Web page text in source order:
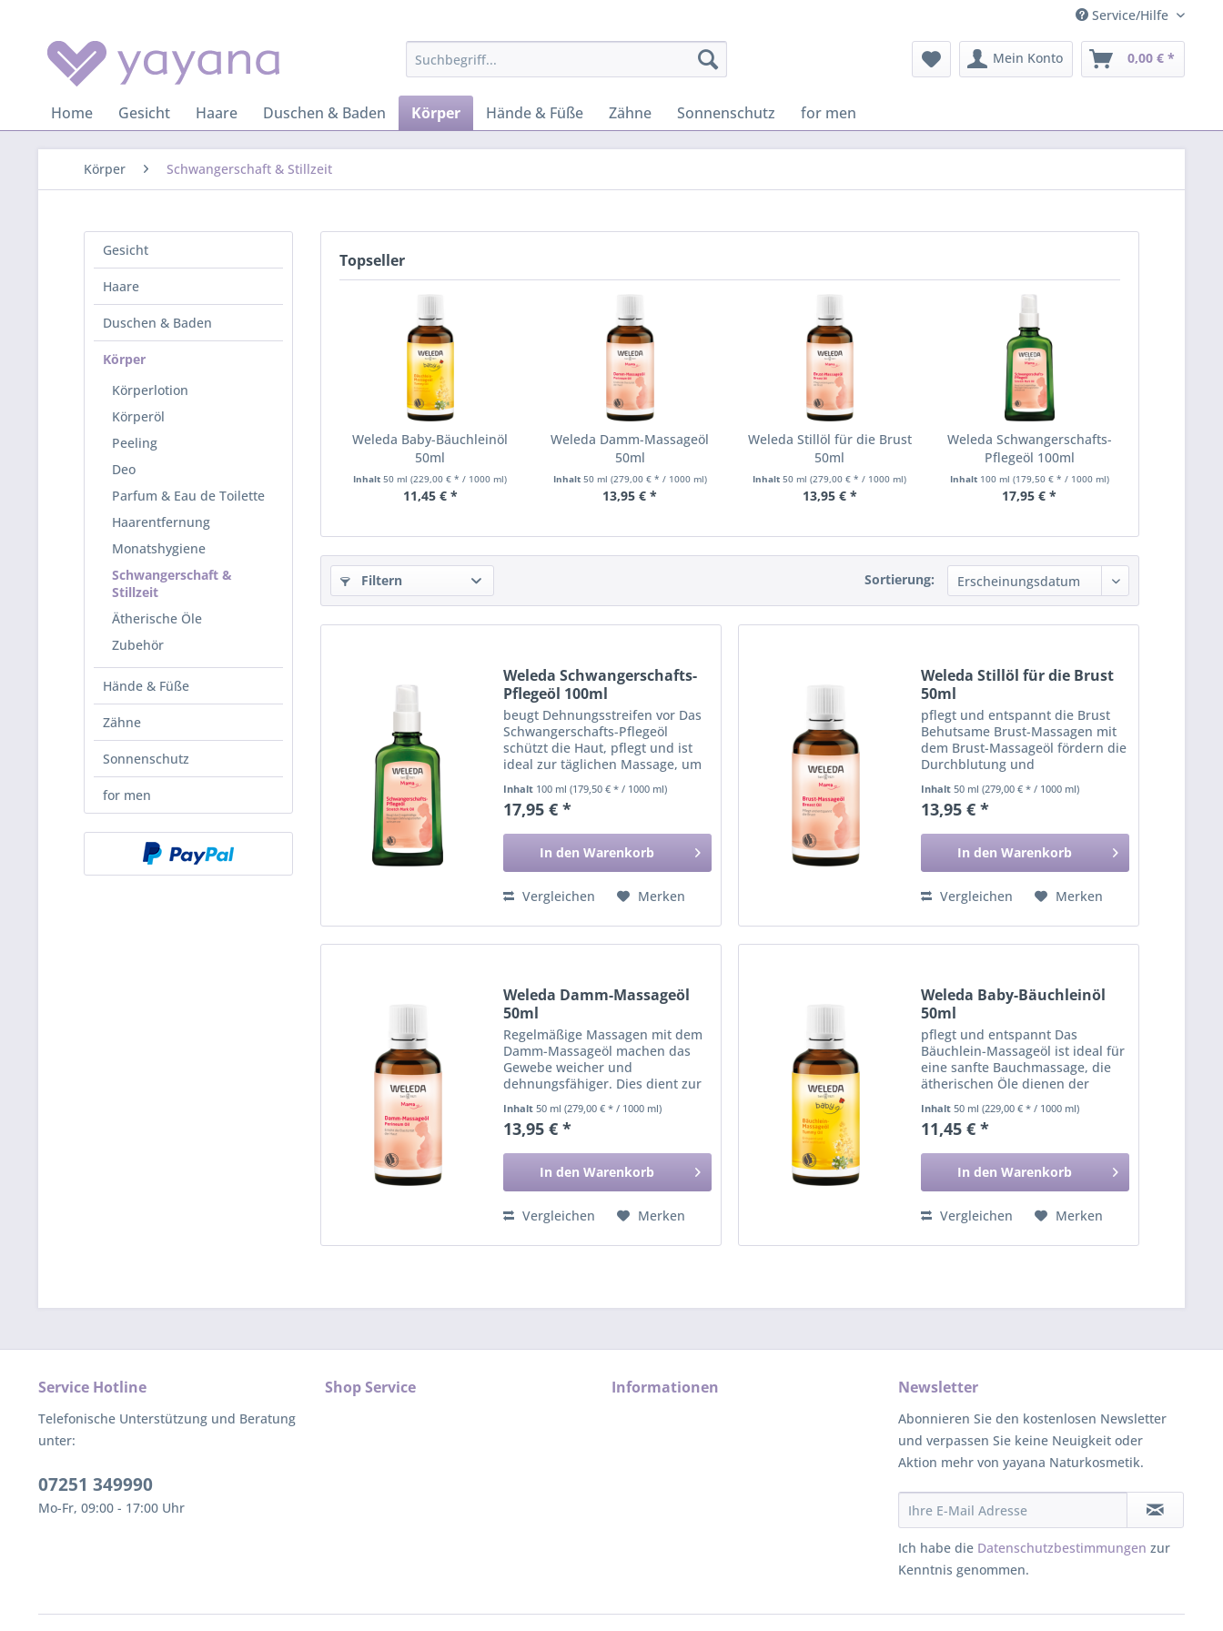
Service/Hilfe
Mein Konto 0,00 € *
Home Gesicht Haare Duschen & Baden Körper Hände & Füße Zähne Sonnenschutz for men
Körper Schwangerschaft & Stillzeit
Gesicht
Haare
Duschen & Baden
Körper
Körperlotion
Körperöl
Peeling
Deo
Parfum & Eau de Toilette
Haarentfernung
Monatshygiene
Schwangerschaft &
Stillzeit
Ätherische Öle
Zubehör
Hände & Füße
Zähne
Sonnenschutz
for men
Topseller
Weleda Baby-Bäuchleinöl
50ml
Inhalt50 ml(229,00 € * / 1000 ml)
11,45 € *
Weleda Damm-Massageöl
50ml
Inhalt 50 ml (279,00 € * / 1000 ml)
13,95 € *
Weleda Stillöl für die Brust
50ml
Inhalt50 ml(279,00 € * / 1000 ml)
13,95 € *
Weleda Schwangerschafts-
Pflegeöl 100ml
Inhalt 100 ml (179,50 € * / 1000 ml)
17,95 € *
Filtern Sortierung:
Weleda Schwangerschafts-
Pflegeöl 100ml
beugt Dehnungsstreifen vor Das
Schwangerschafts-Pflegeöl
schützt die Haut, pflegt und ist
ideal zur täglichen Massage, um
Das Schwangerschafts-Pflegeöl
jetzt mit Spender.
Inhalt 100 ml(179,50 € * / 1000 ml)
17,95 € *
In den Warenkorb
Vergleichen Merken
Weleda Stillöl für die Brust
50ml
pflegt und entspannt die Brust
Behutsame Brust-Massagen mit
dem Brust-Massageöl fördern die
Durchblutung und
und wirken wohltuend bei
Spannungsgefühlen in der
Schwangerschaft oder beim
Stillen.
Inhalt50 ml(279,00 € * / 1000 ml)
13,95 € *
In den Warenkorb
Vergleichen Merken
Weleda Damm-Massageöl
50ml
Regelmäßige Massagen mit dem
Damm-Massageöl machen das
Gewebe weicher und
dehnungsfähiger. Dies dient zur
Inhalt 50 ml(279,00 € * / 1000 ml)
13,95 € *
In den Warenkorb
Vergleichen Merken
Weleda Baby-Bäuchleinöl
50ml
pflegt und entspannt Das
Bäuchlein-Massageöl ist ideal für
eine sanfte Bauchmassage, die
ätherischen Öle dienen der
Inhalt 50 ml(229,00 € * / 1000 ml)
11,45 € *
In den Warenkorb
Vergleichen Merken
Service Hotline
Telefonische Unterstützung und Beratung
unter:
07251 349990
Mo-Fr, 09:00 - 17:00 Uhr
Shop Service Informationen Newsletter
Abonnieren Sie den kostenlosen Newsletter
und verpassen Sie keine Neuigkeit oder
Aktion mehr von yayana Naturkosmetik.
Ich habe die Datenschutzbestimmungen zur
Kenntnis genommen.